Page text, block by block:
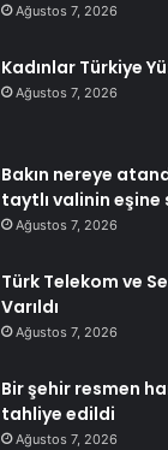
Ağustos 7, 2026
Kadınlar Türkiye
Ağustos 7, 2026
Bakın nereye
taytlı valinin
Ağustos 7, 2026
Türk Telekom ve
Varıldı
Ağustos 7, 2026
Bir şehir resmen
tahliye edildi
Ağustos 7, 2026